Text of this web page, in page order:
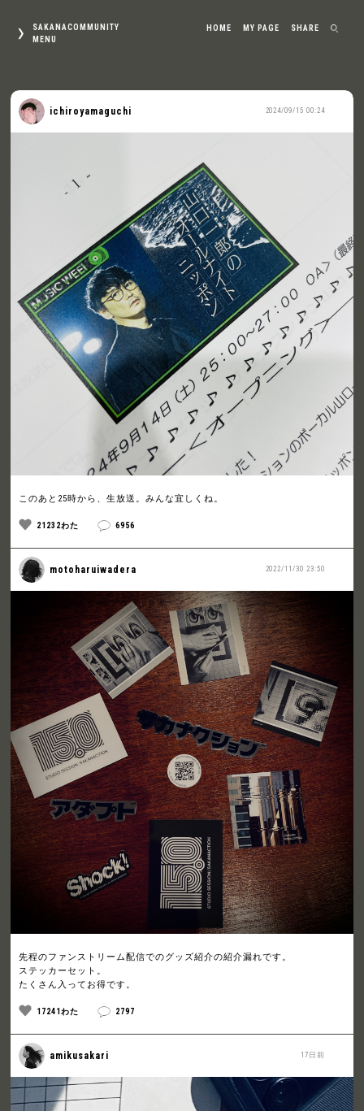
SAKANACOMMUNITY
MENU
HOME MY PAGE SHARE
2024/09/15 00:24
ichiroyamaguchi
このあと25時から、生放送。みんな宜しくね。
21232わた 6956
2022/11/30 23:50
motoharuiwadera
先程のファンストリーム配信でのグッズ紹介の紹介漏れです。
ステッカーセット。
たくさん入ってお得です。
17241わた 2797
17日前
amikusakari